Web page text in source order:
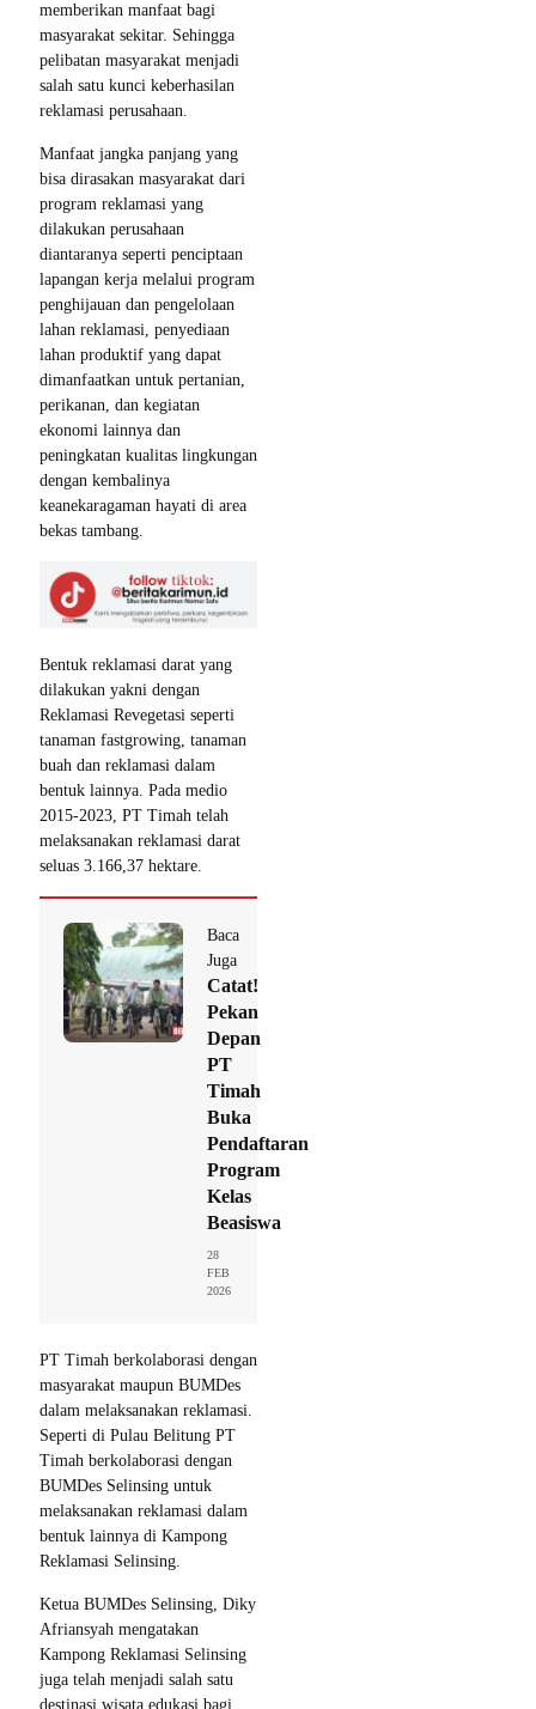
memberikan manfaat bagi
masyarakat sekitar. Sehingga
pelibatan masyarakat menjadi
salah satu kunci keberhasilan
reklamasi perusahaan.
Manfaat jangka panjang yang
bisa dirasakan masyarakat dari
program reklamasi yang
dilakukan perusahaan
diantaranya seperti penciptaan
lapangan kerja melalui program
penghijauan dan pengelolaan
lahan reklamasi, penyediaan
lahan produktif yang dapat
dimanfaatkan untuk pertanian,
perikanan, dan kegiatan
ekonomi lainnya dan
peningkatan kualitas lingkungan
dengan kembalinya
keanekaragaman hayati di area
bekas tambang.
Bentuk reklamasi darat yang
dilakukan yakni dengan
Reklamasi Revegetasi seperti
tanaman fastgrowing, tanaman
buah dan reklamasi dalam
bentuk lainnya. Pada medio
2015-2023, PT Timah telah
melaksanakan reklamasi darat
seluas 3.166,37 hektare.
Baca
Juga
Catat!
Pekan
Depan
PT
Timah
Buka
Pendaftaran
Program
Kelas
Beasiswa
28
FEB
2026
PT Timah berkolaborasi dengan
masyarakat maupun BUMDes
dalam melaksanakan reklamasi.
Seperti di Pulau Belitung PT
Timah berkolaborasi dengan
BUMDes Selinsing untuk
melaksanakan reklamasi dalam
bentuk lainnya di Kampong
Reklamasi Selinsing.
Ketua BUMDes Selinsing, Diky
Afriansyah mengatakan
Kampong Reklamasi Selinsing
juga telah menjadi salah satu
destinasi wisata edukasi bagi